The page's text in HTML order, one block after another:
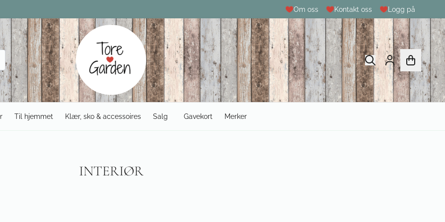
Om oss Kontakt oss Logg på
Til hjemmet Klær, sko & accessoires Salg Gavekort Merker
INTERIØR